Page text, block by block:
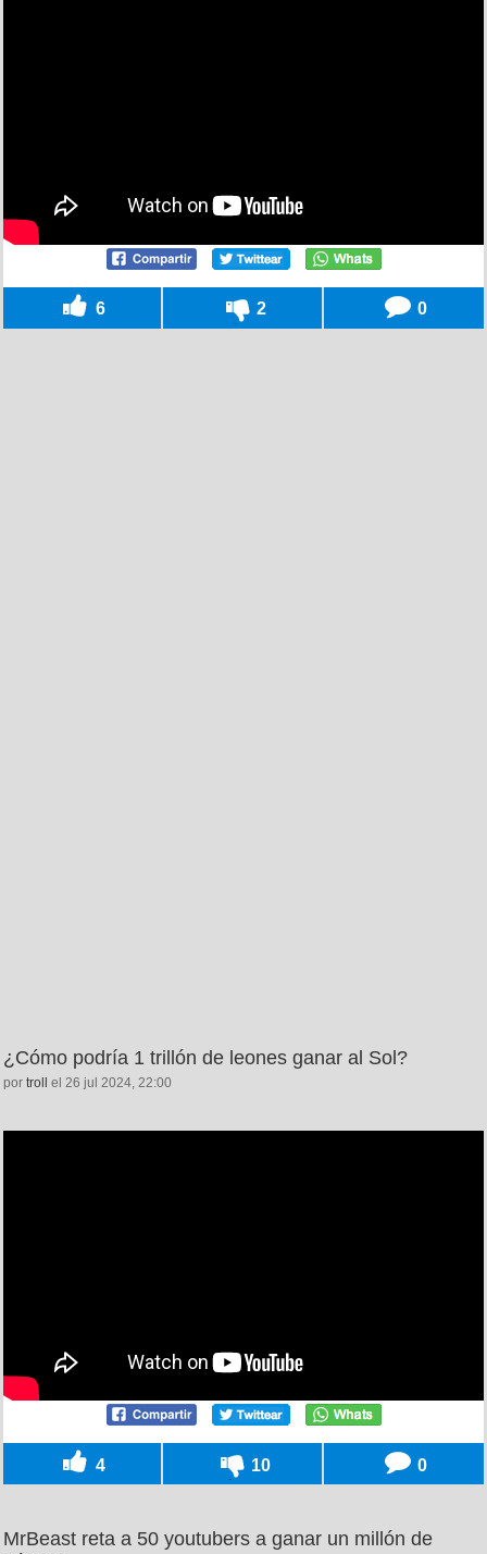
6 2 0
¿Cómo podría 1 trillón de leones ganar al Sol?
por troll el 26 jul 2024, 22:00
4 10 0
MrBeast reta a 50 youtubers a ganar un millón de